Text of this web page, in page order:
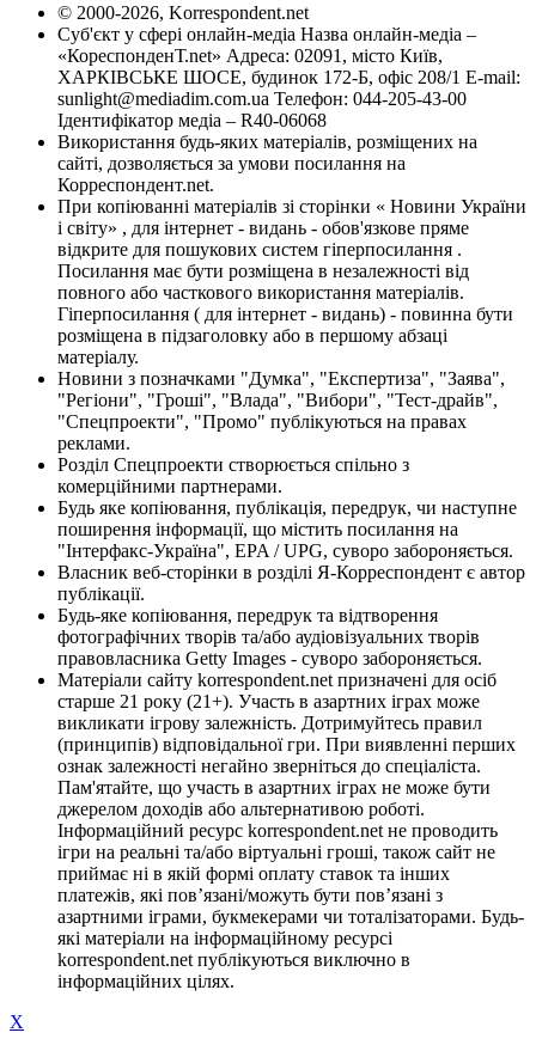
© 2000-2026, Korrespondent.net
Суб'єкт у сфері онлайн-медіа Назва онлайн-медіа –
«КореспонденТ.net» Адреса: 02091, місто Київ,
ХАРКІВСЬКЕ ШОСЕ, будинок 172-Б, офіс 208/1 E-mail:
sunlight@mediadim.com.ua Телефон: 044-205-43-00
Ідентифікатор медіа – R40-06068
Використання будь-яких матеріалів, розміщених на
сайті, дозволяється за умови посилання на
Корреспондент.net.
При копіюванні матеріалів зі сторінки « Новини України
і світу» , для інтернет - видань - обов'язкове пряме
відкрите для пошукових систем гіперпосилання .
Посилання має бути розміщена в незалежності від
повного або часткового використання матеріалів.
Гіперпосилання ( для інтернет - видань) - повинна бути
розміщена в підзаголовку або в першому абзаці
матеріалу.
Новини з позначками "Думка", "Експертиза", "Заява",
"Регіони", "Гроші", "Влада", "Вибори", "Тест-драйв",
"Спецпроекти", "Промо" публікуються на правах
реклами.
Розділ Спецпроекти створюється спільно з
комерційними партнерами.
Будь яке копіювання, публікація, передрук, чи наступне
поширення інформації, що містить посилання на
"Інтерфакс-Україна", EPA / UPG, суворо забороняється.
Власник веб-сторінки в розділі Я-Корреспондент є автор
публікації.
Будь-яке копіювання, передрук та відтворення
фотографічних творів та/або аудіовізуальних творів
правовласника Getty Images - суворо забороняється.
Матеріали сайту korrespondent.net призначені для осіб
старше 21 року (21+). Участь в азартних іграх може
викликати ігрову залежність. Дотримуйтесь правил
(принципів) відповідальної гри. При виявленні перших
ознак залежності негайно зверніться до спеціаліста.
Пам'ятайте, що участь в азартних іграх не може бути
джерелом доходів або альтернативою роботі.
Інформаційний ресурс korrespondent.net не проводить
ігри на реальні та/або віртуальні гроші, також сайт не
приймає ні в якій формі оплату ставок та інших
платежів, які пов’язані/можуть бути пов’язані з
азартними іграми, букмекерами чи тоталізаторами. Будь-
які матеріали на інформаційному ресурсі
korrespondent.net публікуються виключно в
інформаційних цілях.
X